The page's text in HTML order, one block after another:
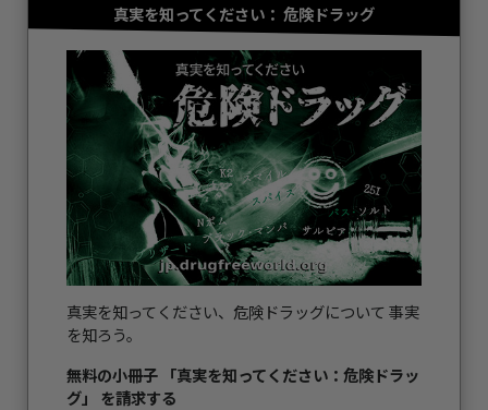
真実を知ってください： 危険ドラッグ
真実を知ってください、危険ドラッグについて 事実
を知ろう。
無料の小冊子 「真実を知ってください：危険ドラッ
グ」 を請求する